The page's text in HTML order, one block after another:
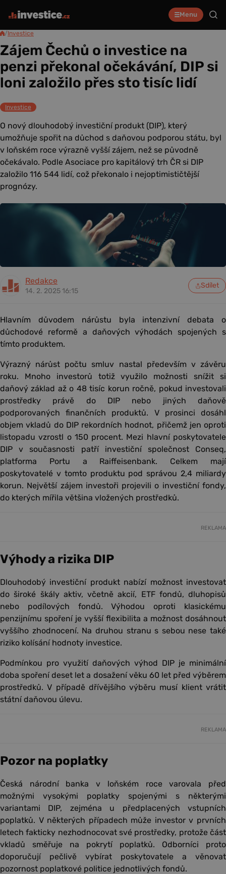
Menu
/Investice
Zájem Čechů o investice na
penzi překonal očekávání, DIP si
loni založilo přes sto tisíc lidí
Investice
O nový dlouhodobý investiční produkt (DIP), který
umožňuje spořit na důchod s daňovou podporou státu, byl
v loňském roce výrazně vyšší zájem, než se původně
očekávalo. Podle Asociace pro kapitálový trh ČR si DIP
založilo 116 544 lidí, což překonalo i nejoptimističtější
prognózy.
Redakce
14. 2. 2025 16:15
Sdílet
Hlavním důvodem nárůstu byla intenzivní debata o
důchodové reformě a daňových výhodách spojených s
tímto produktem.
Výrazný nárůst počtu smluv nastal především v závěru
roku. Mnoho investorů totiž využilo možnosti snížit si
daňový základ až o 48 tisíc korun ročně, pokud investovali
prostředky právě do DIP nebo jiných daňově
podporovaných finančních produktů. V prosinci dosáhl
objem vkladů do DIP rekordních hodnot, přičemž jen oproti
listopadu vzrostl o 150 procent. Mezi hlavní poskytovatele
DIP v současnosti patří investiční společnost Conseq,
platforma Portu a Raiffeisenbank. Celkem mají
poskytovatelé v tomto produktu pod správou 2,4 miliardy
korun. Největší zájem investoři projevili o investiční fondy,
do kterých mířila většina vložených prostředků.
REKLAMA
Výhody a rizika DIP
Dlouhodobý investiční produkt nabízí možnost investovat
do široké škály aktiv, včetně akcií, ETF fondů, dluhopisů
nebo podílových fondů. Výhodou oproti klasickému
penzijnímu spoření je vyšší flexibilita a možnost dosáhnout
vyššího zhodnocení. Na druhou stranu s sebou nese také
riziko kolísání hodnoty investice.
Podmínkou pro využití daňových výhod DIP je minimální
doba spoření deset let a dosažení věku 60 let před výběrem
prostředků. V případě dřívějšího výběru musí klient vrátit
státní daňovou úlevu.
REKLAMA
Pozor na poplatky
Česká národní banka v loňském roce varovala před
možnými vysokými poplatky spojenými s některými
variantami DIP, zejména u předplacených vstupních
poplatků. V některých případech může investor v prvních
letech fakticky nezhodnocovat své prostředky, protože část
vkladů směřuje na pokrytí poplatků. Odborníci proto
doporučují pečlivě vybírat poskytovatele a věnovat
pozornost poplatkové politice jednotlivých fondů.